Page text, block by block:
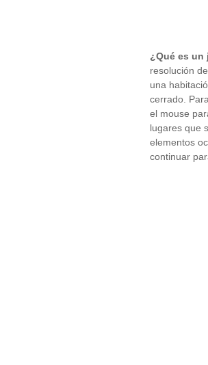
¿Qué es un
resolución
una
cerrado.
el mouse
lugares que
elementos
continuar